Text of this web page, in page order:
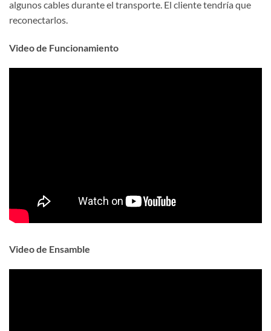
algunos cables durante el transporte. El cliente tendría que
reconectarlos.
Video de Funcionamiento
Video de Ensamble